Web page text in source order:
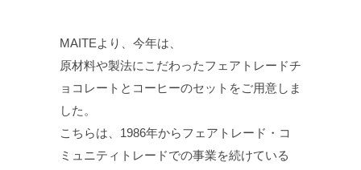
MAITEより、今年は、
原材料や製法にこだわったフェアトレードチ
ョコレートとコーヒーのセットをご用意しま
した。
こちらは、1986年からフェアトレード・コ
ミュニティトレードでの事業を続けている